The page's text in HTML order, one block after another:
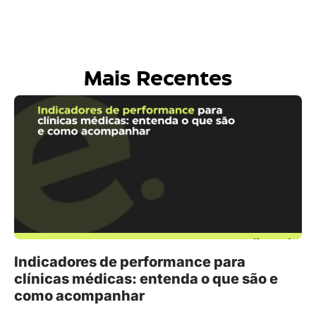
Mais Recentes
Indicadores de performance para
clínicas médicas: entenda o que são e
como acompanhar